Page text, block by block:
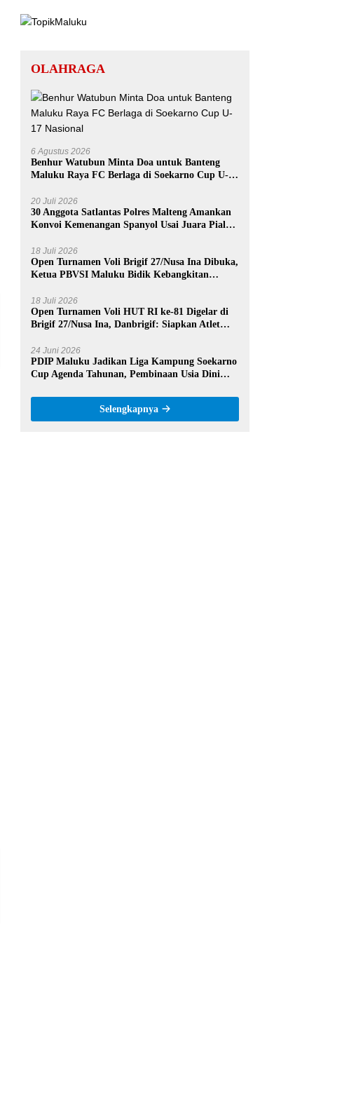
OLAHRAGA
6 Agustus 2026
Benhur Watubun Minta Doa untuk Banteng
Maluku Raya FC Berlaga di Soekarno Cup U-17
20 Juli 2026
30 Anggota Satlantas Polres Malteng Amankan
Konvoi Kemenangan Spanyol Usai Juara Piala
18 Juli 2026
Open Turnamen Voli Brigif 27/Nusa Ina Dibuka,
Ketua PBVSI Maluku Bidik Kebangkitan
18 Juli 2026
Open Turnamen Voli HUT RI ke-81 Digelar di
Brigif 27/Nusa Ina, Danbrigif: Siapkan Atlet
24 Juni 2026
PDIP Maluku Jadikan Liga Kampung Soekarno
Cup Agenda Tahunan, Pembinaan Usia Dini
Selengkapnya